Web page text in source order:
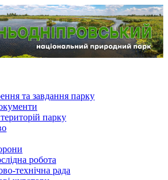
та завдання парку
парку
робота
технічна рада